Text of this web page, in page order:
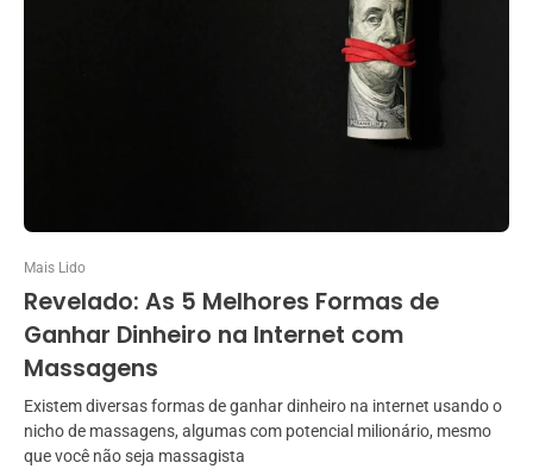
Mais Lido
Revelado: As 5 Melhores Formas de
Ganhar Dinheiro na Internet com
Massagens
Existem diversas formas de ganhar dinheiro na internet usando o
nicho de massagens, algumas com potencial milionário, mesmo
que você não seja massagista